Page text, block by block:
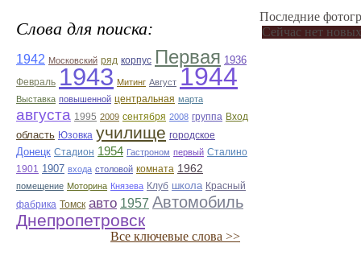
Слова для поиска:
1942 Московский ряд корпус Первая 1936
Февраль 1943 Митинг Август 1944
Выставка повышенной центральная марта
августа 1995 2009 сентября 2008 группа Вход
область Юзовка училище городское
Донецк Стадион 1954 Гастроном первый Сталино
1901 1907 входа столовой комната 1962
помещение Моторина Князева Клуб школа Красный
фабрика Томск авто 1957 Автомобиль
Днепропетровск
Все ключевые слова >>
Последние
Сейчас нет